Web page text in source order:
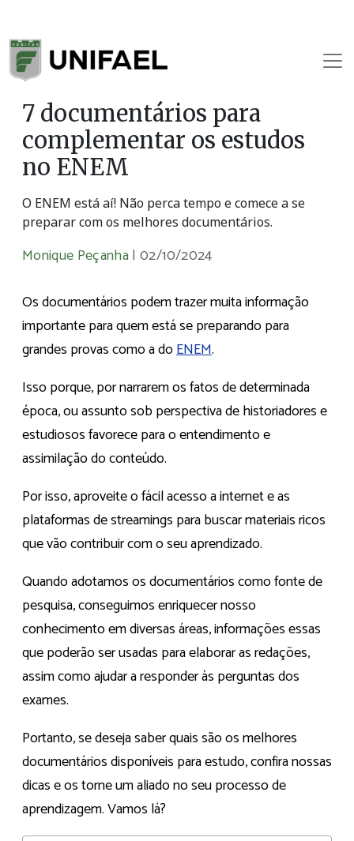
7 documentários para
complementar os estudos
no ENEM
O ENEM está aí! Não perca tempo e comece a se
preparar com os melhores documentários.
Monique Peçanha |02/10/2024
Os documentários podem trazer muita informação
importante para quem está se preparando para
grandes provas como a doENEM.
Isso porque, por narrarem os fatos de determinada
época, ou assunto sob perspectiva de historiadores e
estudiosos favorece para o entendimento e
assimilação do conteúdo.
Por isso, aproveite o fácil acesso a internet e as
plataformas de streamings para buscar materiais ricos
que vão contribuir com o seu aprendizado.
Quando adotamos os documentários como fonte de
pesquisa, conseguimos enriquecer nosso
conhecimento em diversas áreas, informações essas
que poderão ser usadas para elaborar as redações,
assim como ajudar a responder às perguntas dos
exames.
Portanto, se deseja saber quais são os melhores
documentários disponíveis para estudo, confira nossas
dicas e os torne um aliado no seu processo de
aprendizagem. Vamos lá?